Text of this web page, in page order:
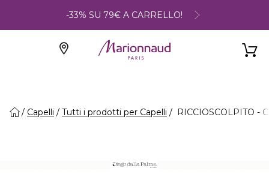
-33% SU 79€ A CARRELLO!
Capelli Tutti i prodotti per Capelli RICCIOSCOLPITO -